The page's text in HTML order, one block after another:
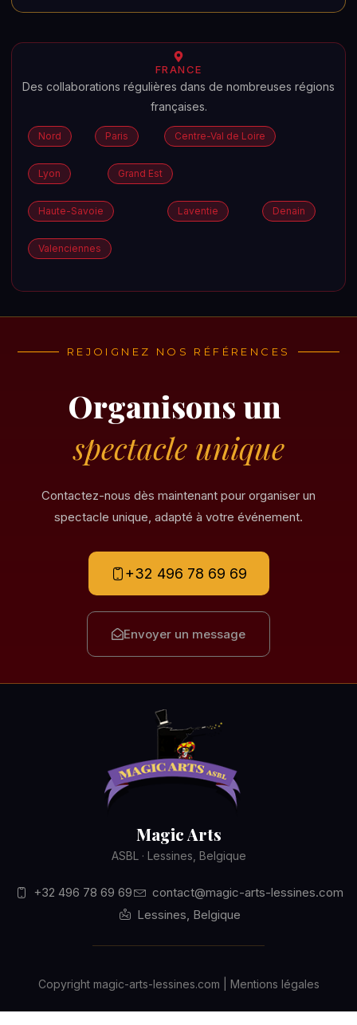
FRANCE
Des collaborations régulières dans de nombreuses régions
françaises.
Nord Paris Centre-Val de Loire
Lyon Grand Est
Haute-Savoie Laventie Denain
Valenciennes
REJOIGNEZ NOS RÉFÉRENCES
Organisons un
spectacle unique
Contactez-nous dès maintenant pour organiser un
spectacle unique, adapté à votre événement.
+32 496 78 69 69
Envoyer un message
Magic Arts
ASBL · Lessines, Belgique
+32 496 78 69 69
contact@magic-arts-lessines.com
Lessines, Belgique
Copyright magic-arts-lessines.com | Mentions légales